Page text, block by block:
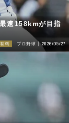
速158kmが目指
有料 プロ野球 2026/05/27